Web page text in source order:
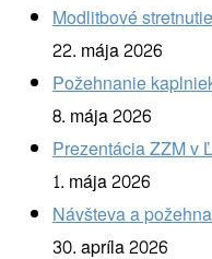
Modlitbové
22. mája 2026
Požehnanie
8. mája 2026
Prezentácia ZZM v
1. mája 2026
Návšteva a
30. apríla 2026